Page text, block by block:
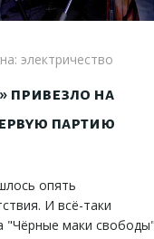
электричество
привезло на
партию
опять
И всё-таки
"Чёрные маки